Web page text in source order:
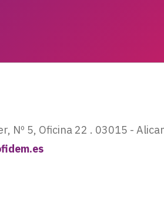
Nº 5, Oficina 22 . 03015 -